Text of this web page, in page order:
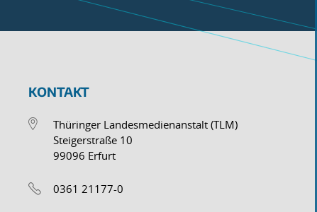
KONTAKT
Thüringer Landesmedienanstalt (TLM)
Steigerstraße 10
99096 Erfurt
0361 21177-0